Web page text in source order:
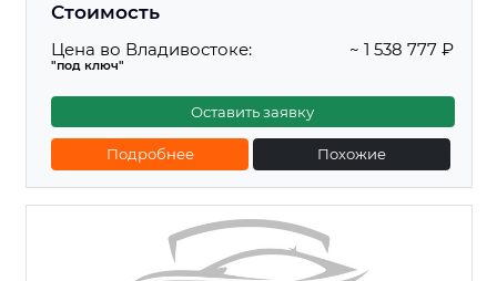
Стоимость
Цена во Владивостоке:
"под ключ"
~ 1 538 777 ₽
Оставить заявку
Подробнее Похожие